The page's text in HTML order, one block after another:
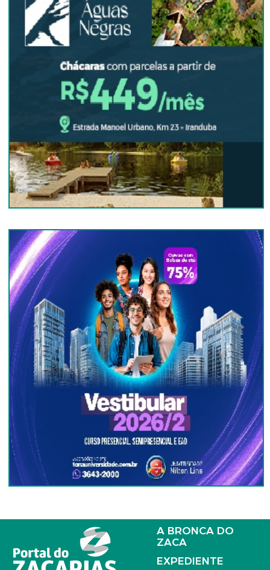
A BRONCA DO
ZACA
EXPEDIENTE